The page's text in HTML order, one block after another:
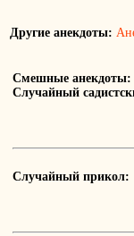
Другие анекдоты:
Смешные анекдоты:
Случайный
Случайный прикол: